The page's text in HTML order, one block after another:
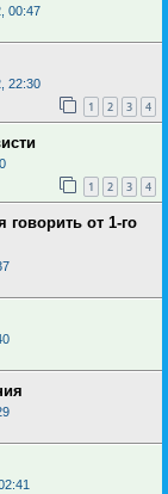
00:47
22:30
1 2 3 4
1 2 3 4
от 1-го